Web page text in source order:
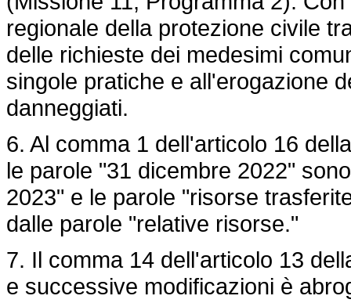
regionale della protezione civile
delle richieste dei medesimi
singole pratiche e all'erogazione
danneggiati.
6. Al comma 1 dell'articolo 16
le parole "31 dicembre 2022"
2023" e le parole "risorse
dalle parole "relative risorse."
7. Il comma 14 dell'articolo 13
e successive modificazioni è